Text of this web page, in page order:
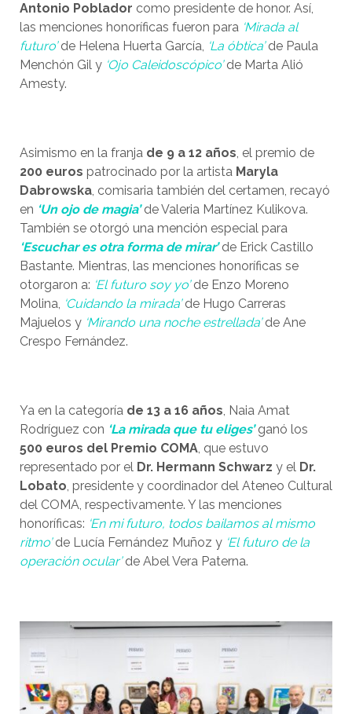
Antonio Poblador como presidente de honor. Así,
las menciones honoríficas fueron para ‘Mirada al
futuro’de Helena Huerta García, ‘La óbtica’de Paula
Menchón Gil y ‘Ojo Caleidoscópico’de Marta Alió
Amesty.
Asimismo en la franja de 9 a 12 años, el premio de
200 euros patrocinado por la artista Maryla
Dabrowska, comisaria también del certamen, recayó
en ‘Un ojo de magia’de Valeria Martínez Kulikova.
También se otorgó una mención especial para
‘Escuchar es otra forma de mirar’de Erick Castillo
Bastante. Mientras, las menciones honoríficas se
otorgaron a: ‘El futuro soy yo’de Enzo Moreno
Molina, ‘Cuidando la mirada’de Hugo Carreras
Majuelos y ‘Mirando una noche estrellada’de Ane
Crespo Fernández.
Ya en la categoría de 13 a 16 años, Naia Amat
Rodríguez con ‘La mirada que tu eliges’ganó los
500 euros del Premio COMA, que estuvo
representado por el Dr. Hermann Schwarz y el Dr.
Lobato, presidente y coordinador del Ateneo Cultural
del COMA, respectivamente. Y las menciones
honoríficas: ‘En mi futuro, todos bailamos al mismo
ritmo’de Lucía Fernández Muñoz y ‘El futuro de la
operación ocular’de Abel Vera Paterna.